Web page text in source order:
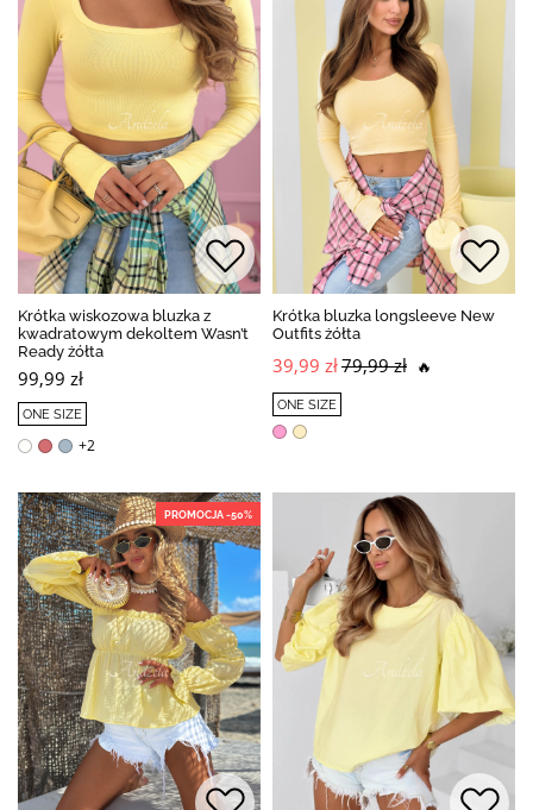
Krótka wiskozowa bluzka z
kwadratowym dekoltem Wasn’t
Ready żółta
99,99 zł
ONE SIZE
+2
Krótka bluzka longsleeve New
Outfits żółta
39,99 zł79,99 zł 🔥
ONE SIZE
PROMOCJA -50%